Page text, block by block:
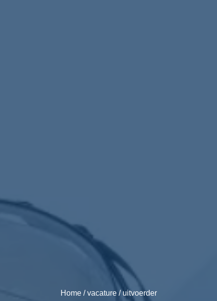
Home/vacature/ uitvoerder